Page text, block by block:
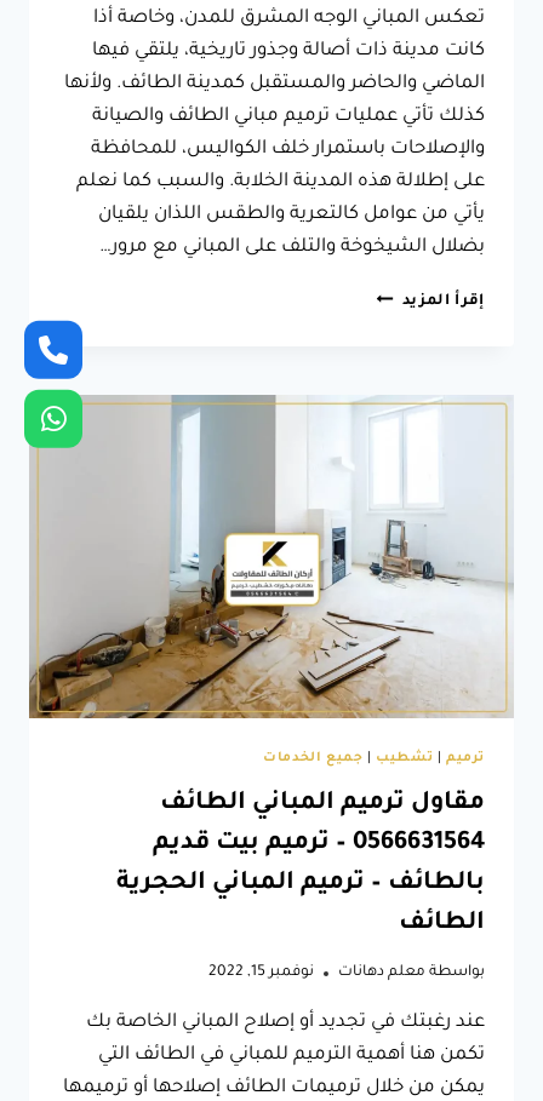
تعكس المباني الوجه المشرق للمدن، وخاصة أذا
كانت مدينة ذات أصالة وجذور تاريخية، يلتقي فيها
الماضي والحاضر والمستقبل كمدينة الطائف. ولأنها
كذلك تأتي عمليات ترميم مباني الطائف والصيانة
والإصلاحات باستمرار خلف الكواليس، للمحافظة
على إطلالة هذه المدينة الخلابة. والسبب كما نعلم
يأتي من عوامل كالتعرية والطقس اللذان يلقيان
بضلال الشيخوخة والتلف على المباني مع مرور…
إقرأ المزيد ترميم
0566631564
تشطيب
–
صيانة
وترميم
–
تشطيبات
مباني
الطائف
ترميم| تشطيب جميع الخدمات
مقاول ترميم المباني الطائف
0566631564 – ترميم بيت قديم
بالطائف – ترميم المباني الحجرية
الطائف
بواسطة معلم دهانات نوفمبر 15, 2022
عند رغبتك في تجديد أو إصلاح المباني الخاصة بك
تكمن هنا أهمية الترميم للمباني في الطائف التي
يمكن من خلال ترميمات الطائف إصلاحها أو ترميمها